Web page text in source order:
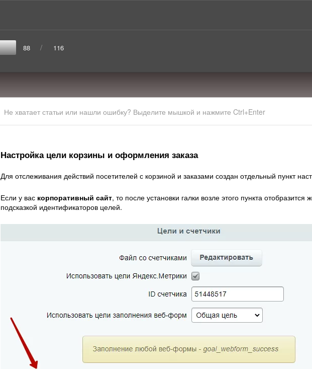
88 / 116
Не хватает статьи или нашли ошибку? Выделите мышкой и нажмите Ctrl+Enter
Настройка цели корзины и оформления заказа
Для отслеживания действий посетителей с корзиной и заказами создан отдельный пункт
Если у вас корпоративный сайт, то после установки галки возле этого пункта отобразится
подсказкой идентификаторов целей.